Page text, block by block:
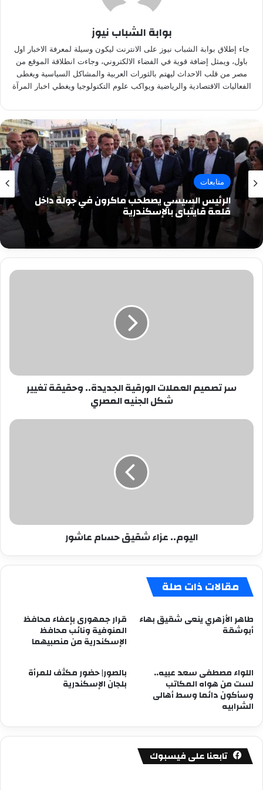
بوابة الشباب نيوز
جاء إطلاق بوابة الشباب نيوز على الانترنت ليكون وسيلة لمعرفة الاخبار اول
باول، ويمثل إضافة قوية في الفضاء الالكتروني، وجاءت انطلاقة الموقع من
مصر من قلب الاحداث ليهتم بالثورات العربية والمشاكل السياسية ويغطى
الفعاليات الاقتصادية والرياضية ويواكب علوم التكنولوجيا ويغطي اخبار المرآة
متابعات
الرئيس السيسي يصطحب ماكرون في جولة داخل
قلعة قايتباي بالإسكندرية
سر
الجنيه
المصريسر تصميم العملات الورقية الجديدة.. وحقيقة تغيير
شكل الجنيه المصري
اليوم..
اليوم.. عزاء شقيق حسام عاشور
مقالات ذات صلة
طاهر الأزهري ينعى شقيق بهاء
أبوشقة
قرار جمهورى بإعفاء محافظ
المنوفية ونائب محافظ
الإسكندرية من منصبيهما
اللواء مصطفى سعد عبيه..
لست من هواه المكاتب
وسأكون دائما وسط أهالى
الشرابيه
بالصور| حضور مكثف للمرأة
بلجان الإسكندرية
تابعنا على فيسبوك